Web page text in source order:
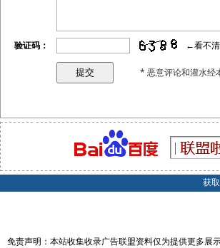
验证码： ←看不清
* 恶意评论和灌水经
获
免责声明：本站收集收录广告联盟资料仅为提供更多展